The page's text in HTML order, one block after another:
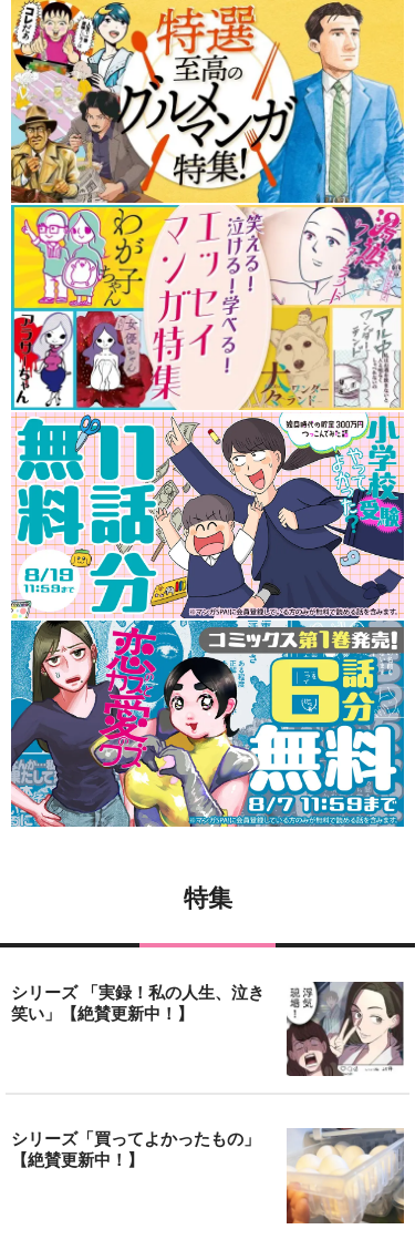
特集
シリーズ 「実録！私の人生、泣き
笑い」【絶賛更新中！】
シリーズ「買ってよかったもの」
【絶賛更新中！】